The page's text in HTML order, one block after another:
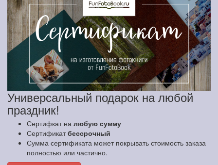
Универсальный подарок на любой
праздник!
Сертифкат на любую сумму
Сертификатбессрочный
Сумма сертификата может покрывать стоимость заказа
полностью или частично.